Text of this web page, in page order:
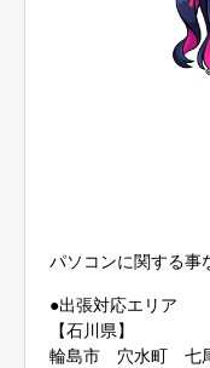
パソコンに関する事
●出張対応エリア
【石川県】
輪島市 穴水町 七